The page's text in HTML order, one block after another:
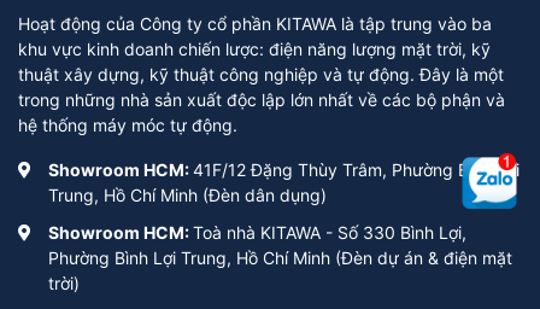
Hoạt động của Công ty cổ phần KITAWA là tập trung vào ba
khu vực kinh doanh chiến lược: điện năng lượng mặt trời, kỹ
thuật xây dựng, kỹ thuật công nghiệp và tự động. Đây là một
trong những nhà sản xuất độc lập lớn nhất về các bộ phận và
hệ thống máy móc tự động.
Showroom HCM:41F/12 Đặng Thùy Trâm, Phường Bình Lợi
Trung, Hồ Chí Minh (Đèn dân dụng)
Showroom HCM:Toà nhà KITAWA - Số 330 Bình Lợi,
Phường Bình Lợi Trung, Hồ Chí Minh (Đèn dự án & điện mặt
trời)